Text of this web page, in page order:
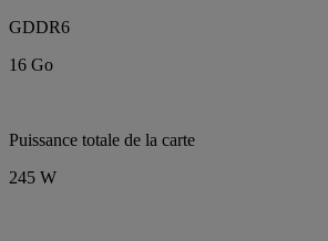
GDDR6
16 Go
Puissance totale de la carte
245 W